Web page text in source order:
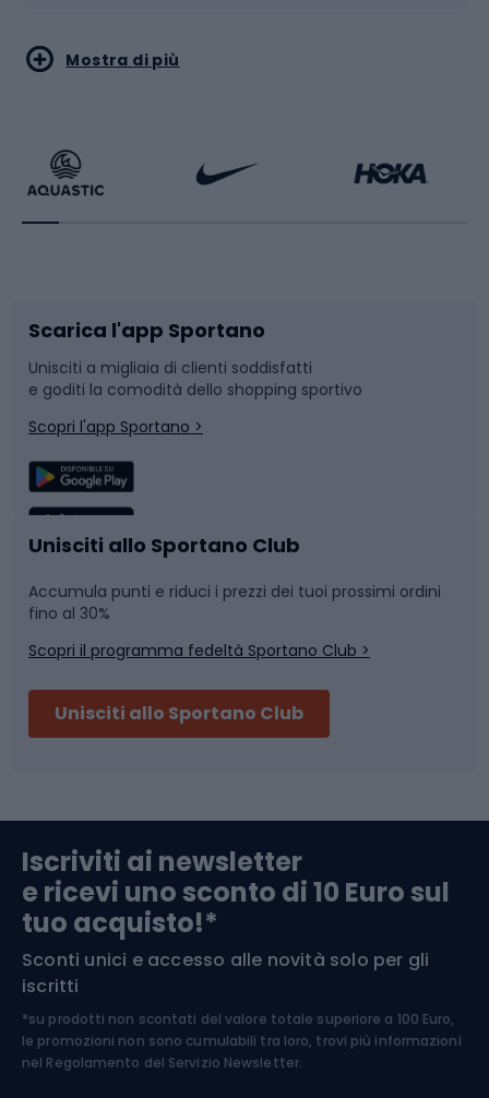
Sport acquatici
Bikepacking
Bushcraft
Corsa
Sport di squadra
Caschi da ciclismo
Skitouring
Abbigliamento da escursionismo
Sport di arti marziali
Sport con le racchette
Slitte e slittini
Snowboard
Camminata nordica
Nuoto
Pattinaggio
Componenti per biciclette
Arrampicata
Medicina dello sport
Abbigliamento ciclistico
Mostra di più
Scarica l'app Sportano
Unisciti a migliaia di clienti soddisfatti
e goditi la comodità dello shopping sportivo
Scopri l'app Sportano >
Unisciti allo Sportano Club
Accumula punti e riduci i prezzi dei tuoi prossimi ordini
fino al 30%
Scopri il programma fedeltà Sportano Club >
Unisciti allo Sportano Club
Iscriviti ai newsletter
e ricevi uno sconto di 10 Euro sul
tuo acquisto!*
Sconti unici e accesso alle novità solo per gli
iscritti
*su prodotti non scontati del valore totale superiore a 100 Euro,
le promozioni non sono cumulabili tra loro, trovi più informazioni
nel Regolamento del Servizio Newsletter.